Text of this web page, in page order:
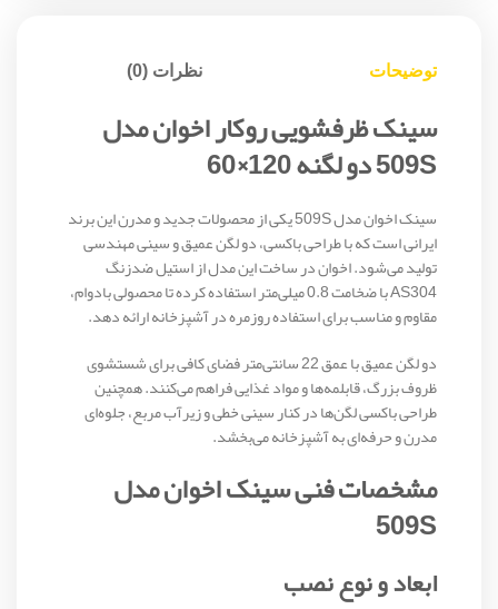
توضیحات نظرات (0)
سینک ظرفشویی روکار اخوان مدل
509S دو لگنه 120×60
سینک اخوان مدل 509S یکی از محصولات جدید و مدرن این برند
ایرانی است که با طراحی باکسی، دو لگن عمیق و سینی مهندسی
تولید می‌شود. اخوان در ساخت این مدل از استیل ضدزنگ
AS304 با ضخامت 0.8 میلی‌متر استفاده کرده تا محصولی بادوام،
مقاوم و مناسب برای استفاده روزمره در آشپزخانه ارائه دهد.
دو لگن عمیق با عمق 22 سانتی‌متر فضای کافی برای شستشوی
ظروف بزرگ، قابلمه‌ها و مواد غذایی فراهم می‌کنند. همچنین
طراحی باکسی لگن‌ها در کنار سینی خطی و زیرآب مربع، جلوه‌ای
مدرن و حرفه‌ای به آشپزخانه می‌بخشد.
مشخصات فنی سینک اخوان مدل
509S
ابعاد و نوع نصب